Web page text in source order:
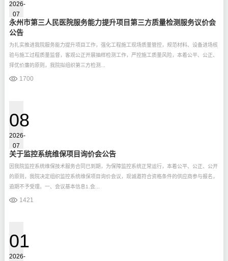
2026-
07
永州市第三人民医院服务能力提升项目第三方质量检测服务议价会
公告
为扎实推进我院服务能力提升项目工作，强化工程施工现场质量管控，规范材料、设备进场核
验与施工过程质量监督，客观公正开展抽样检测工作，严控施工质量风险，本着公平、公正、
择优价廉的原则，我院拟组织第三方检测...
1700
08
2026-
07
关于监控系统维保项目询价会公告
因我院监控系统维保技术服务合同已到期，为保障监控系统正常运行，本着公平、公正、公开
的原则，我院决定组织监控系统维保项目询价会议，现诚邀符合资格条件的供应商参与报名，
逾期不予受理。一、会议基本信息1.会...
1421
01
2026-